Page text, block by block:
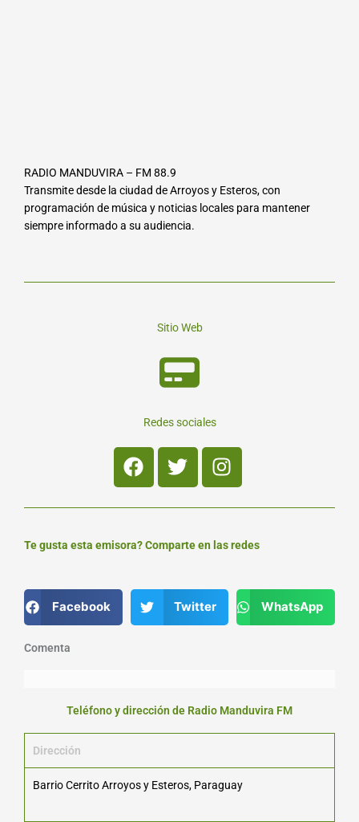
RADIO MANDUVIRA – FM 88.9
Transmite desde la ciudad de Arroyos y Esteros, con
programación de música y noticias locales para mantener
siempre informado a su audiencia.
Sitio Web
Redes sociales
Facebook
TwitterInstagram
Te gusta esta emisora? Comparte en las redes
Facebook Twitter WhatsApp
Comenta
Teléfono y dirección de Radio Manduvira FM
Dirección
Barrio Cerrito Arroyos y Esteros, Paraguay